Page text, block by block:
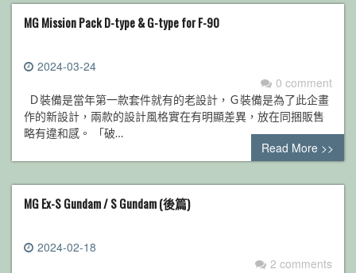
MG Mission Pack D-type & G-type for F-90
2024-03-24
0 comment
Ｄ裝備是當年第一款套件就有的老設計，Ｇ裝備是為了此企畫
作的新設計，兩款的設計風格實在有明顯差異，放在同捆販售
略有違和感。 「破…
Read More >>
MG Ex-S Gundam / S Gundam (後篇)
2024-02-18
2 comments